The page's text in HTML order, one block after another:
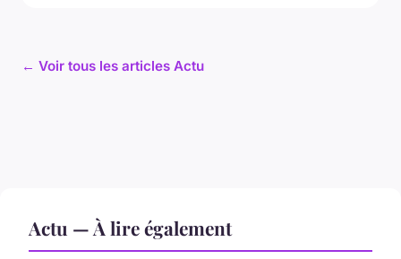
← Voir tous les articles Actu
Actu — À lire également